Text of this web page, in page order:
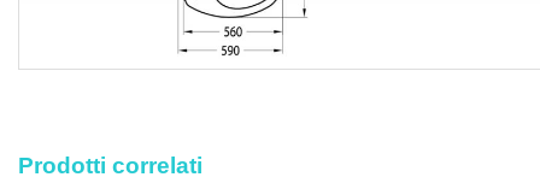
Prodotti correlati